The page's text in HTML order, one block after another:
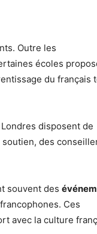
Outre les
écoles
du français
disposent de
des
souvent des
Ces
avec la culture